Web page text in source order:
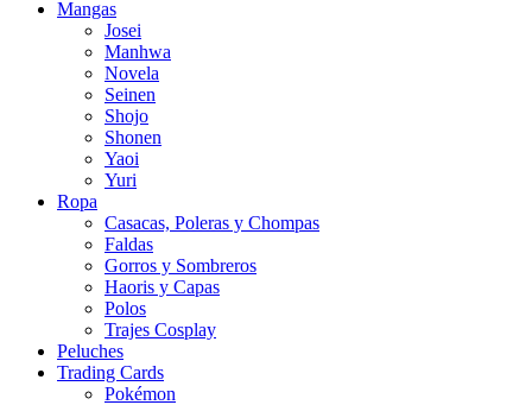
Mangas
Josei
Manhwa
Novela
Seinen
Shojo
Shonen
Yaoi
Yuri
Ropa
Casacas, Poleras y Chompas
Faldas
Gorros y Sombreros
Haoris y Capas
Polos
Trajes Cosplay
Peluches
Trading Cards
Pokémon